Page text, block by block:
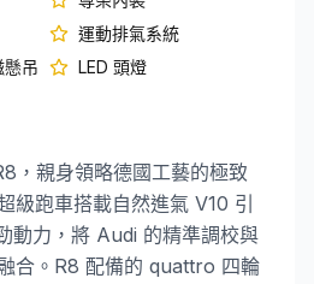
運動排氣系統
吊
LED 頭燈
，親身領略德國工藝的極致
級跑車搭載自然進氣 V10 引
動力，將 Audi 的精準調校與
合。R8 配備的 quattro 四輪